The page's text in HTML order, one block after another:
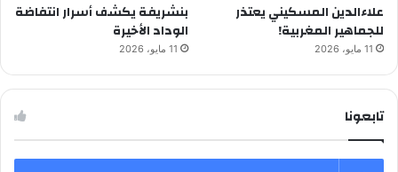
علاءالدين المسكيني يعتذر
للجماهير المغربية!
11 مايو، 2026
بنشريفة يكشف أسرار انتفاضة
الوداد الأخيرة
11 مايو، 2026
تابعونا